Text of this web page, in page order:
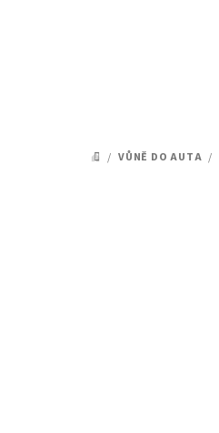
DOMŮ
/ VŮNĚ DO AUTA /